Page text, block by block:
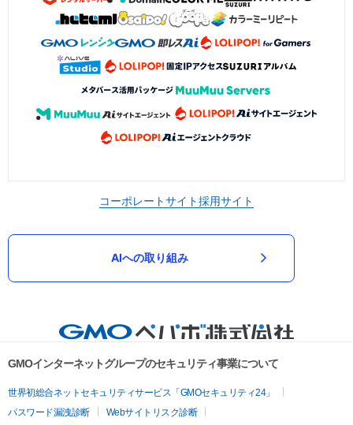
コーポレートサイト採用サイト
AIへの取り組み
GMOインターネットグループのセキュリティ事業について
世界初総合ネットセキュリティサービス「GMOセキュリティ24」
パスワード漏洩診断
Webサイトリスク診断